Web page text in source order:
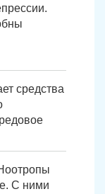
средства
С ними